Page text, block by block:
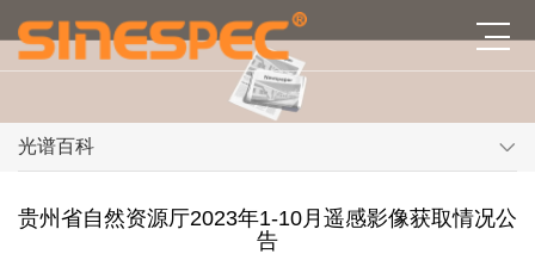
光谱百科
贵州省自然资源厅2023年1-10月遥感影像获取情况公
告